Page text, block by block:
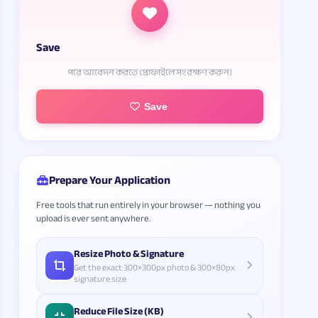
Save
পরে আবেদন করতে প্রোফাইলে সংরক্ষণ করুন।
Save
Prepare Your Application
Free tools that run entirely in your browser — nothing you
upload is ever sent anywhere.
Resize Photo & Signature
Get the exact 300×300px photo & 300×80px
signature size
Reduce File Size (KB)